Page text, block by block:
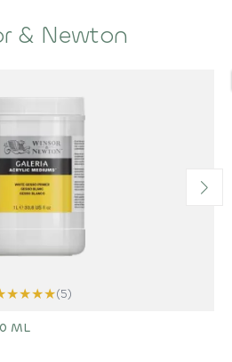
& Newton
★★★★(5)
ML